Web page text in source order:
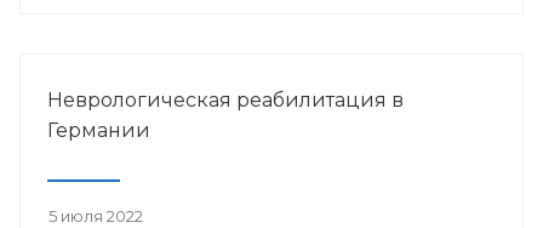
Неврологическая реабилитация в
Германии
5 июля 2022